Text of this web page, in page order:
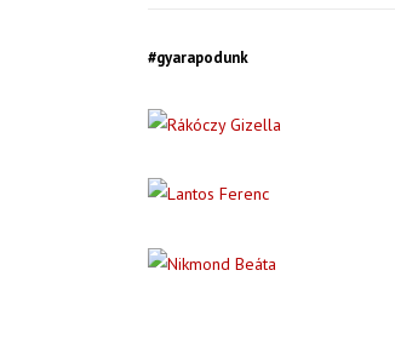
#gyarapodunk
Elérhetőségek
Email:fovarosi_keptar[kukac]btm.hu
Nyitvatartás